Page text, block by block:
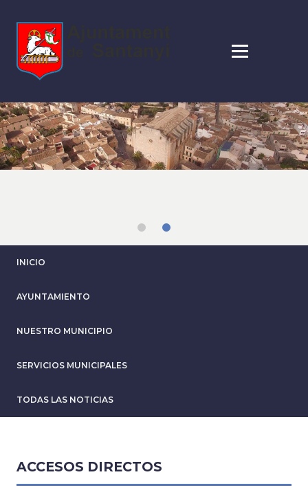
contenido
principal
INICIO
AYUNTAMIENTO
NUESTRO MUNICIPIO
SERVICIOS MUNICIPALES
TODAS LAS NOTICIAS
ACCESOS DIRECTOS